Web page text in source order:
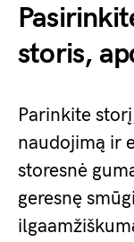
storis,
Parinkite
naudojimą ir
storesnė
geresnę